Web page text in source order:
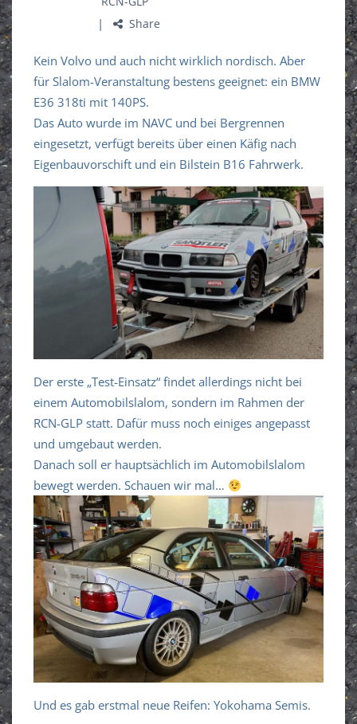
Share
Kein Volvo und auch nicht wirklich nordisch. Aber
für Slalom-Veranstaltung bestens geeignet: ein BMW
E36 318ti mit 140PS.
Das Auto wurde im NAVC und bei Bergrennen
eingesetzt, verfügt bereits über einen Käfig nach
Eigenbauvorschift und ein Bilstein B16 Fahrwerk.
Der erste „Test-Einsatz“ findet allerdings nicht bei
einem Automobilslalom, sondern im Rahmen der
RCN-GLP statt. Dafür muss noch einiges angepasst
und umgebaut werden.
Danach soll er hauptsächlich im Automobilslalom
bewegt werden. Schauen wir mal…
Und es gab erstmal neue Reifen: Yokohama Semis.